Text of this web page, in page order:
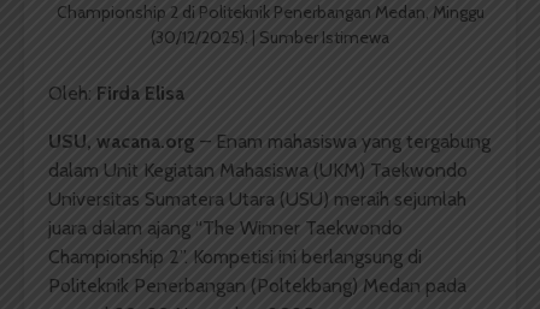
Championship 2 di Politeknik Penerbangan Medan, Minggu
(30/12/2025). | Sumber Istimewa
Oleh: Firda Elisa
USU, wacana.org – Enam mahasiswa yang tergabung
dalam Unit Kegiatan Mahasiswa (UKM) Taekwondo
Universitas Sumatera Utara (USU) meraih sejumlah
juara dalam ajang “The Winner Taekwondo
Championship 2”. Kompetisi ini berlangsung di
Politeknik Penerbangan (Poltekbang) Medan pada